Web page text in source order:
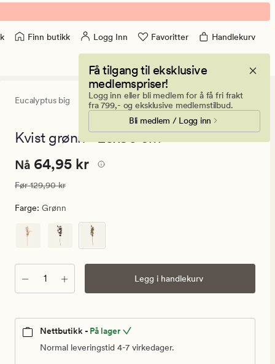
Finn butikk Logg Inn Favoritter Handlekurv
Få tilgang til eksklusive
medlemspriser!
Logg inn eller bli medlem for å få fri frakt
fra 799,- og eksklusive medlemstilbud.
Bli medlem / Logg inn
Eucalyptus big
23
en
4 (23)
Kvist grønn - 25x90 cm
Nåværende
64,95
kr.
pris
129,90
kr
Nåværende pris
Nå 64,95 kr
Vanlig pris 129,90 kr
Før129,90 kr
Farge: Grønn
Antall Legg i handlekurv
Nettbutikk - På lager
Normal leveringstid 4-7 virkedager.